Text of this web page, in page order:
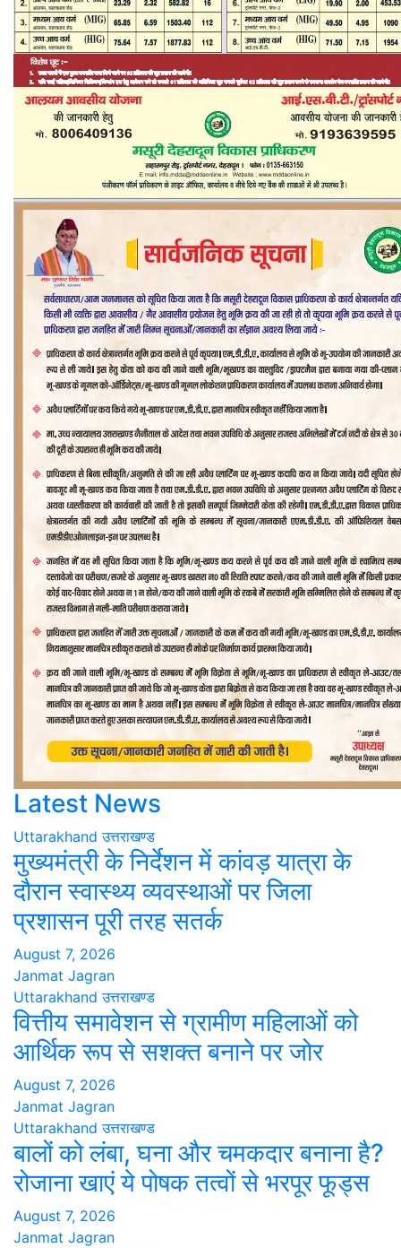
Latest News
Uttarakhand उत्तराखण्ड
मुख्यमंत्री के निर्देशन में कांवड़ यात्रा के
दौरान स्वास्थ्य व्यवस्थाओं पर जिला
प्रशासन पूरी तरह सतर्क
August 7, 2026
Janmat Jagran
Uttarakhand उत्तराखण्ड
वित्तीय समावेशन से ग्रामीण महिलाओं को
आर्थिक रूप से सशक्त बनाने पर जोर
August 7, 2026
Janmat Jagran
Uttarakhand उत्तराखण्ड
बालों को लंबा, घना और चमकदार बनाना है?
रोजाना खाएं ये पोषक तत्वों से भरपूर फूड्स
August 7, 2026
Janmat Jagran